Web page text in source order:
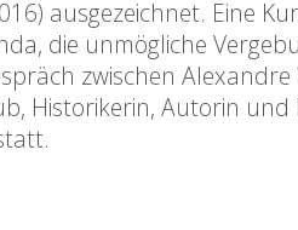
ausgezeichnet. Eine
die unmögliche
zwischen
Historikerin, Autorin